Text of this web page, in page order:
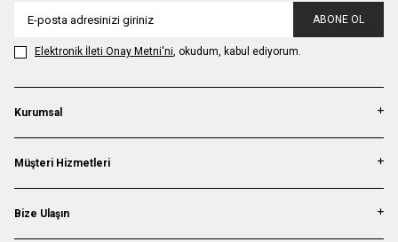
ABONE OL
Elektronik İleti Onay Metni'ni, okudum, kabul ediyorum.
Kurumsal
Müşteri Hizmetleri
Bize Ulaşın